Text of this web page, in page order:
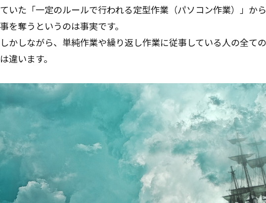
ていた「一定のルールで行われる定型作業（パソコン作業）」か
事を奪うというのは事実です。
しかしながら、単純作業や繰り返し作業に従事している人の全て
は違います。